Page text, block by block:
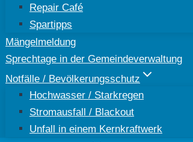
Repair Café
Spartipps
Mängelmeldung
Sprechtage in der Gemeindeverwaltung
Notfälle / Bevölkerungsschutz
Hochwasser / Starkregen
Stromausfall / Blackout
Unfall in einem Kernkraftwerk